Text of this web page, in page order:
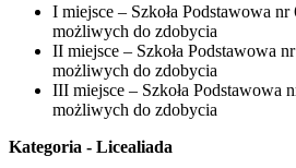
I miejsce – Szkoła Podstawowa
możliwych do zdobycia
II miejsce – Szkoła Podstawowa
możliwych do zdobycia
III miejsce – Szkoła Podstawowa
możliwych do zdobycia
Kategoria - Licealiada